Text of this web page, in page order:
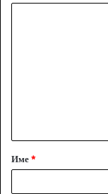
а
р
Име*